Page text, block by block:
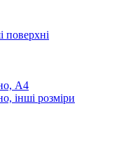
поверхні
А4
інші розміри